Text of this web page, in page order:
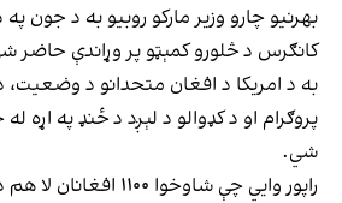
بهرنیو چارو وزیر مارکو روبیو به د جون
کانګرس د څلورو کمېټو پر وړاندې حاضر
به د امریکا د افغان متحدانو د وضعیت،
پروګرام او د کډوالو د لېږد د ځنډ په
شي.
راپور وايي چې شاوخوا